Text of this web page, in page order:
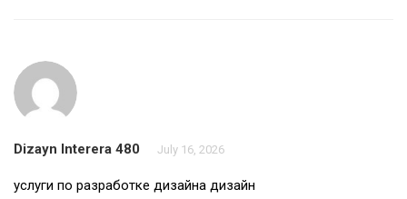
Dizayn Interera 480 July 16, 2026
услуги по разработке дизайна дизайн